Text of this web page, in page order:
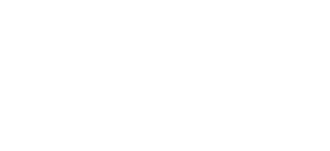
und Umsetzung.